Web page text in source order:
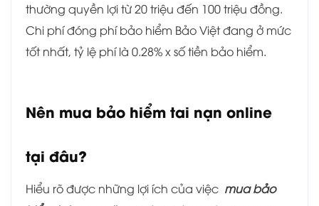
thường quyền lợi từ 20 triệu đến 100 triệu đồng.
Chi phí đóng phí bảo hiểm Bảo Việt đang ở mức
tốt nhất, tỷ lệ phí là 0.28% x số tiền bảo hiểm.
Nên mua bảo hiểm tai nạn online
tại đâu?
Hiểu rõ được những lợi ích của việc mua bảo